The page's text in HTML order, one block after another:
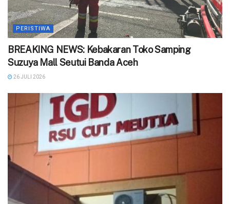
PERISTIWA
BREAKING NEWS: Kebakaran Toko Samping
Suzuya Mall Seutui Banda Aceh
26 JULI 2026